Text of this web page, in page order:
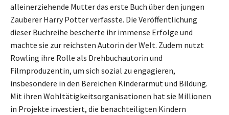
alleinerziehende Mutter das erste Buch über den jungen
Zauberer Harry Potter verfasste. Die Veröffentlichung
dieser Buchreihe bescherte ihr immense Erfolge und
machte sie zur reichsten Autorin der Welt. Zudem nutzt
Rowling ihre Rolle als Drehbuchautorin und
Filmproduzentin, um sich sozial zu engagieren,
insbesondere in den Bereichen Kinderarmut und Bildung.
Mit ihren Wohltätigkeitsorganisationen hat sie Millionen
in Projekte investiert, die benachteiligten Kindern